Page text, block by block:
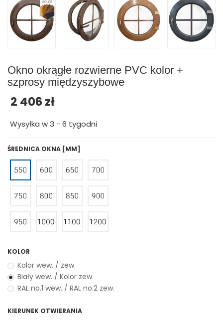
Okno okrągłe rozwierne PVC kolor +
szprosy międzyszybowe
2 406 zł
Wysyłka w 3 - 6 tygodni
ŚREDNICA OKNA [MM]
KOLOR
Kolor wew. / zew.
Biały wew. / Kolor zew.
RAL no.1 wew. / RAL no.2 zew.
KIERUNEK OTWIERANIA